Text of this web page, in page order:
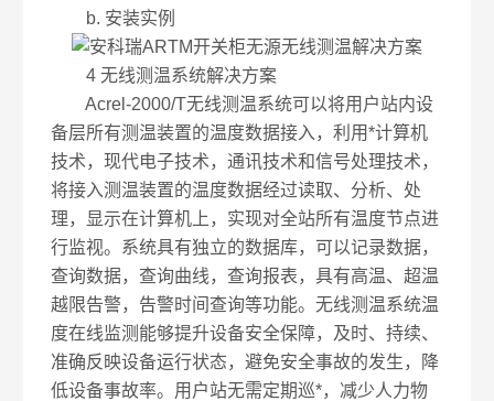
b. 安装实例
4 无线测温系统解决方案
Acrel-2000/T无线测温系统可以将用户站内设
备层所有测温装置的温度数据接入，利用*计算机
技术，现代电子技术，通讯技术和信号处理技术，
将接入测温装置的温度数据经过读取、分析、处
理，显示在计算机上，实现对全站所有温度节点进
行监视。系统具有独立的数据库，可以记录数据，
查询数据，查询曲线，查询报表，具有高温、超温
越限告警，告警时间查询等功能。无线测温系统温
度在线监测能够提升设备安全保障，及时、持续、
准确反映设备运行状态，避免安全事故的发生，降
低设备事故率。用户站无需定期巡*，减少人力物